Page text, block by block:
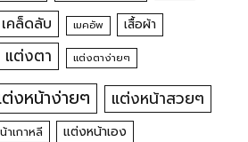
เคล็ดลับ เมคอัพ เสื้อผ้า
แต่งตา แต่งตาง่ายๆ
งหน้าง่ายๆ แต่งหน้าสวยๆ
าเกาหลี แต่งหน้าเอง